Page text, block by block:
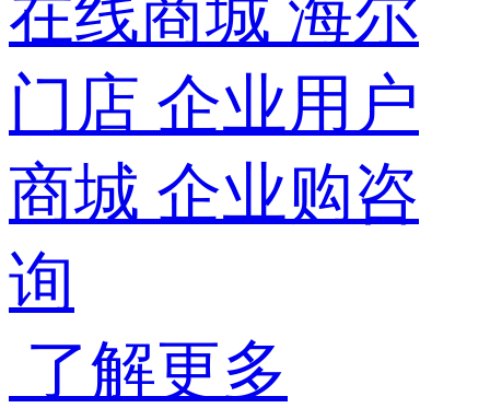
在线商城 海尔
门店 企业用户
商城 企业购咨
询
了解更多